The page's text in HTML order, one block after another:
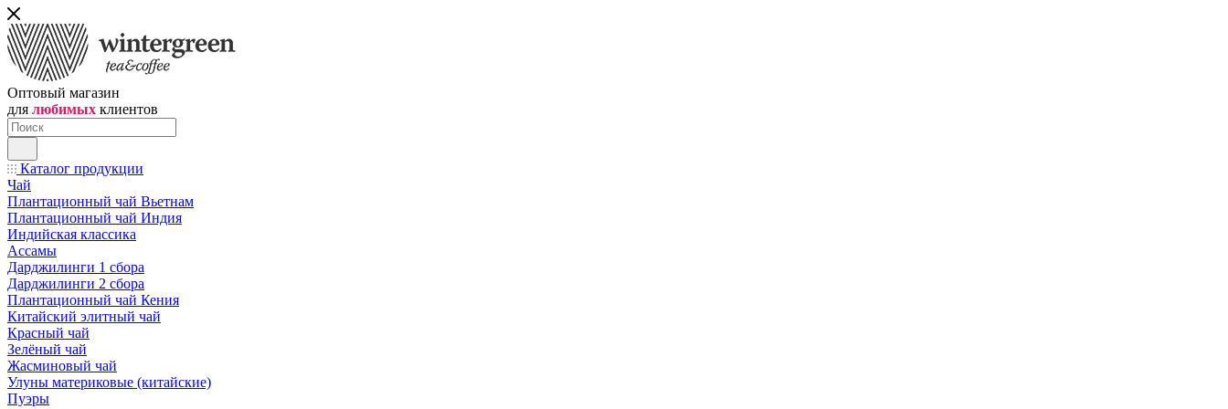
Оптовый магазин
для любимых клиентов
Каталог продукции
Чай
Плантационный чай Вьетнам
Плантационный чай Индия
Индийская классика
Ассамы
Дарджилинги 1 сбора
Дарджилинги 2 сбора
Плантационный чай Кения
Китайский элитный чай
Красный чай
Зелёный чай
Жасминовый чай
Улуны материковые (китайские)
Пуэры